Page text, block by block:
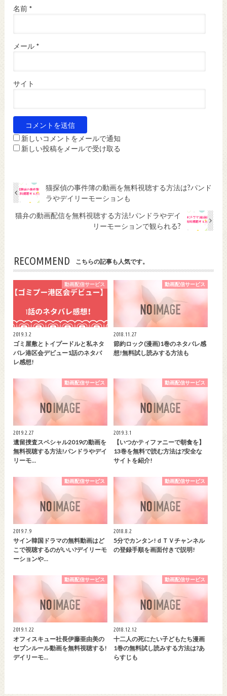
名前 *
メール *
サイト
新しいコメントをメールで通知
新しい投稿をメールで受け取る
猫探偵の事件簿の動画を無料視聴する方法は?パンド
ラやデイリーモーションも
猫弁の動画配信を無料視聴する方法!パンドラやデイ
リーモーションで観られる?
RECOMMEND こちらの記事も人気です。
動画配信サービス
2019.3.2
ゴミ屋敷とトイプードルと私ネタ
バレ港区会デビュー1話のネタバ
レ感想!
動画配信サービス
2018.11.27
節約ロック(漫画)1巻のネタバレ感
想!無料試し読みする方法も
動画配信サービス
2019.2.27
遺留捜査スペシャル2019の動画を
無料視聴する方法!パンドラやデイ
リーモ…
動画配信サービス
2019.3.1
【いつかティファニーで朝食を】
13巻を無料で読む方法は?安全な
サイトを紹介!
動画配信サービス
2019.7.9
サイン韓国ドラマの無料動画はど
こで視聴するのがいい?デイリーモ
ーションや…
動画配信サービス
2018.8.2
5分でカンタン!ｄＴＶチャンネル
の登録手順を画面付きで説明!
動画配信サービス
2019.1.22
オフィスキュー社長伊藤亜由美の
セブンルール動画を無料視聴する!
デイリーモ…
動画配信サービス
2018.12.12
十二人の死にたい子どもたち漫画
1巻の無料試し読みする方法は?あ
らすじも